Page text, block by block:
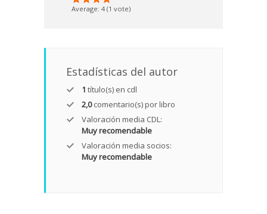
Average: 4 (1 vote)
Estadísticas del autor
1 título(s) en cdl
2,0comentario(s) por libro
Valoración media CDL:
Muy recomendable
Valoración media socios:
Muy recomendable